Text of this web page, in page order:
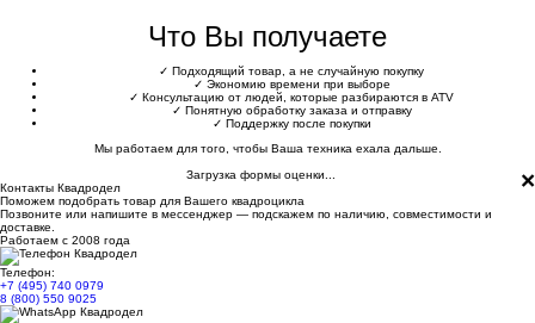
Что Вы получаете
✓ Подходящий товар, а не случайную покупку
✓ Экономию времени при выборе
✓ Консультацию от людей, которые разбираются в ATV
✓ Понятную обработку заказа и отправку
✓ Поддержку после покупки
Мы работаем для того, чтобы Ваша техника ехала дальше.
×
Загрузка формы оценки...
Контакты Квадродел
Поможем подобрать товар для Вашего квадроцикла
Позвоните или напишите в мессенджер — подскажем по наличию, совместимости и
доставке.
Работаем с 2008 года
Телефон:
+7 (495) 740 0979
8 (800) 550 9025